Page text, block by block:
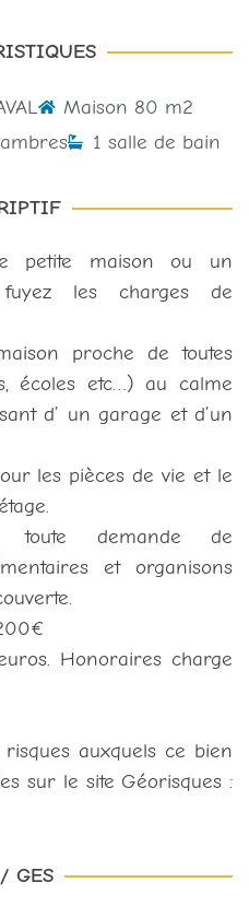
Maison 80 m2
1 salle de bain
petite maison ou un
les charges de
proche de toutes
écoles etc…) au calme
d’ un garage et d’un
les pièces de vie et le
toute demande de
et organisons
Honoraires charge
auxquels ce bien
sur le site Géorisques :
GES